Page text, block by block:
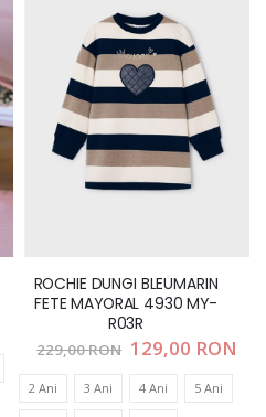
ROCHIE DUNGI BLEUMARIN
FETE MAYORAL 4930 MY-
R03R
229,00 RON Pret
special
129,00 RON
2 Ani 3 Ani 4 Ani 5 Ani